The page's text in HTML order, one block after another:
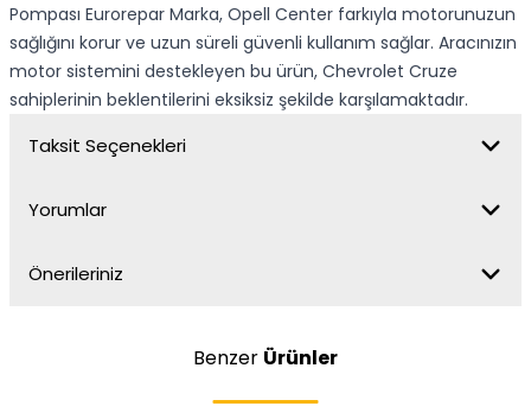
Pompası Eurorepar Marka, Opell Center farkıyla motorunuzun
sağlığını korur ve uzun süreli güvenli kullanım sağlar. Aracınızın
motor sistemini destekleyen bu ürün, Chevrolet Cruze
sahiplerinin beklentilerini eksiksiz şekilde karşılamaktadır.
Taksit Seçenekleri
Yorumlar
Önerileriniz
Benzer Ürünler